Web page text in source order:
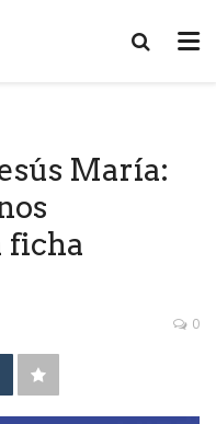
María:
ficha
0